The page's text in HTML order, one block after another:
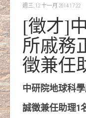
週三, 12 十一月 2014 17:22
[徵才]
所戚務
徵兼任
中研院地球科
誠徵兼任助理1